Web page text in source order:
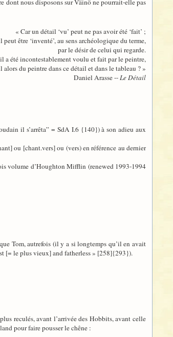
dont nous disposons sur Väinö ne pourrait-elle pas
« Car un détail ‘vu’ peut ne pas avoir été ‘fait’ ;
peut être ‘inventé’, au sens archéologique du terme,
par le désir de celui qui regarde.
a été incontestablement voulu et fait par le peintre,
alors du peintre dans ce détail et dans le tableau ? »
Daniel Arasse --Le Détail
il s’arrêta” = SdA I.6 {140}) à son adieu aux
ou [chant.vers] ou (vers) en référence au dernier
volume d’Houghton Mifflin (renewed 1993-1994
Tom, autrefois (il y a si longtemps qu’il en avait
[= le plus vieux] and fatherless » [258]{293}).
reculés, avant l’arrivée des Hobbits, avant celle
pour faire pousser le chêne :